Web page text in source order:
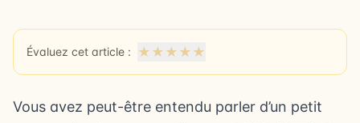
Évaluez cet article : ★ ★ ★ ★ ★
Vous avez peut-être entendu parler d’un petit